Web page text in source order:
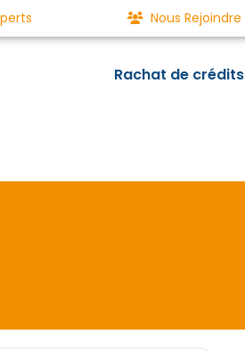
Nous Rejoindre
Rachat de crédits